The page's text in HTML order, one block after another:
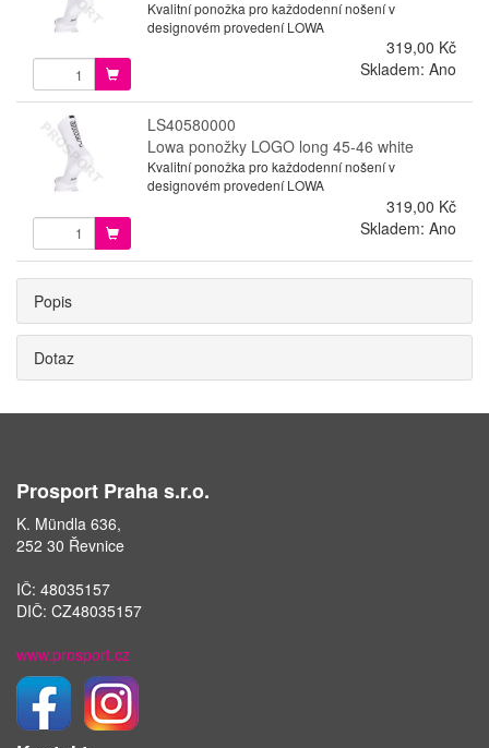
Kvalitní ponožka pro každodenní nošení v
designovém provedení LOWA
319,00 Kč
Skladem: Ano
LS40580000
Lowa ponožky LOGO long 45-46 white
Kvalitní ponožka pro každodenní nošení v
designovém provedení LOWA
319,00 Kč
Skladem: Ano
Popis
Dotaz
Prosport Praha s.r.o.
K. Mündla 636,
252 30 Řevnice
IČ: 48035157
DIČ: CZ48035157
www.prosport.cz